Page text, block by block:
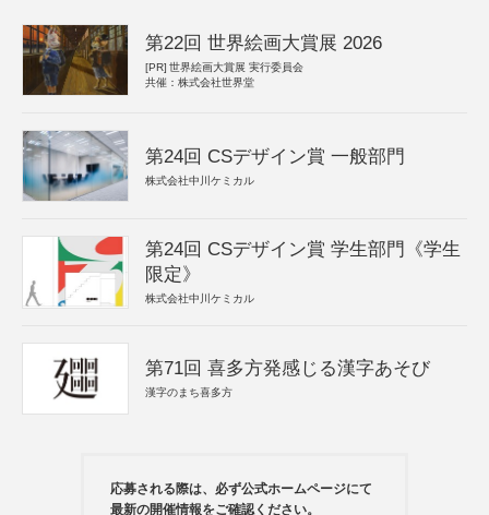
第22回 世界絵画大賞展 2026
[PR] 世界絵画大賞展 実行委員会
共催：株式会社世界堂
第24回 CSデザイン賞 一般部門
株式会社中川ケミカル
第24回 CSデザイン賞 学生部門《学生
限定》
株式会社中川ケミカル
第71回 喜多方発感じる漢字あそび
漢字のまち喜多方
応募される際は、必ず公式ホームページにて
最新の開催情報をご確認ください。